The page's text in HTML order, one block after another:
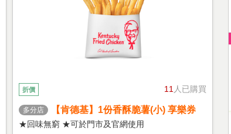
11 人已購買
折價
多分店 【肯德基】1份香酥脆薯(小) 享樂券
★回味無窮 ★可於門市及官網使用